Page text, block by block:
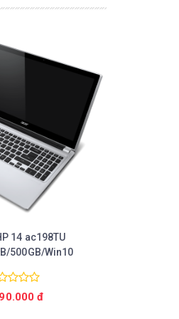
14 ac198TU
500GB/Win10
đ
Chi tiết